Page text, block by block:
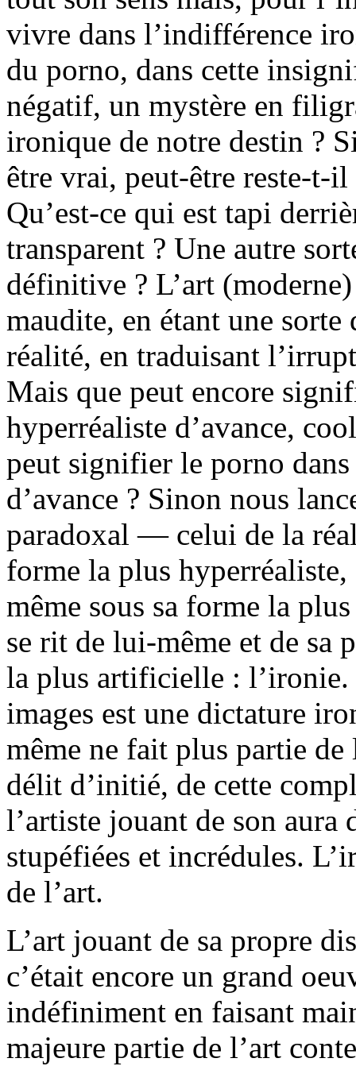
vivre dans l’indifférence
du porno, dans cette
négatif, un mystère en
ironique de notre destin ?
être vrai, peut-être reste-t-
Qu’est-ce qui est tapi
transparent ? Une autre
définitive ? L’art
maudite, en étant une
réalité, en traduisant
Mais que peut encore
hyperréaliste d’avance,
peut signifier le porno
d’avance ? Sinon nous
paradoxal — celui de la
forme la plus
même sous sa forme la
se rit de lui-même et de sa
la plus artificielle : l’ironie.
images est une dictature
même ne fait plus partie
délit d’initié, de cette
l’artiste jouant de son aura
stupéfiées et incrédules.
de l’art.
L’art jouant de sa propre
c’était encore un grand
indéfiniment en faisant
majeure partie de l’art